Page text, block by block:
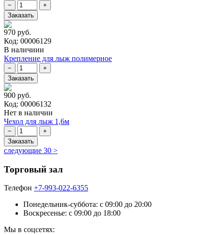
970 руб.
Код: 00006129
В наличиии
Крепление для лыж полимерное
900 руб.
Код: 00006132
Нет в наличии
Чехол для лыж 1,6м
следующие 30 >
Торговый зал
Телефон +7-993-022-6355
Понедельник-суббота: c 09:00 до 20:00
Воскресенье: с 09:00 до 18:00
Мы в соцсетях: